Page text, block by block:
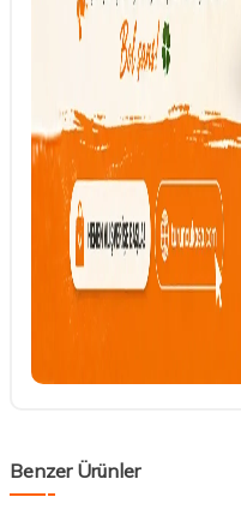
Benzer Ürünler